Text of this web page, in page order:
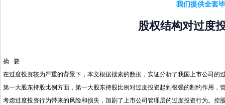
我们提供全套
股权结构对过度
摘 要
在过度投资较为严重的背景下，本文根据搜索的数据，实证分析了我国上市公司
第一大股东持股比例方面，第一大股东持股比例对过度投资起到很强的制约作用
考虑过度投资行为带来的风险和损失，加剧了上市公司管理层的过度投资行为。